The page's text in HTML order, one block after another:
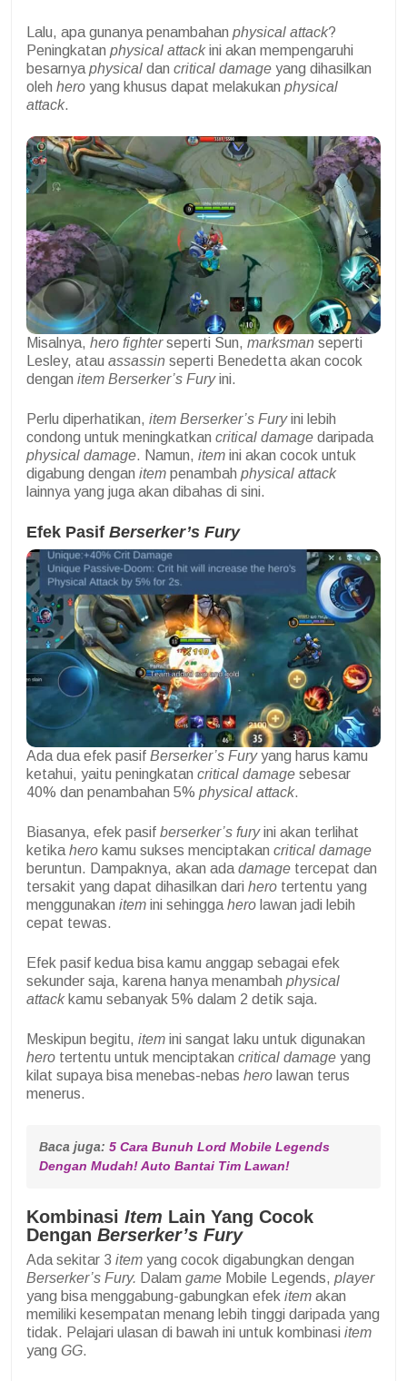
Lalu, apa gunanya penambahan physical attack?
Peningkatan physical attackini akan mempengaruhi
besarnya physical dan critical damage yang dihasilkan
oleh hero yang khusus dapat melakukan physical
attack.
Misalnya, hero fighterseperti Sun, marksman seperti
Lesley, atau assassin seperti Benedetta akan cocok
dengan item Berserker’s Furyini.
Perlu diperhatikan, item Berserker’s Furyini lebih
condong untuk meningkatkan critical damage daripada
physical damage. Namun, item ini akan cocok untuk
digabung dengan item penambah physical attack
lainnya yang juga akan dibahas di sini.
Efek Pasif Berserker’s Fury
Ada dua efek pasif Berserker’s Furyyang harus kamu
ketahui, yaitu peningkatan critical damage sebesar
40% dan penambahan 5% physical attack.
Biasanya, efek pasif berserker’s furyini akan terlihat
ketika hero kamu sukses menciptakan critical damage
beruntun. Dampaknya, akan ada damage tercepat dan
tersakit yang dapat dihasilkan dari hero tertentu yang
menggunakan item ini sehingga hero lawan jadi lebih
cepat tewas.
Efek pasif kedua bisa kamu anggap sebagai efek
sekunder saja, karena hanya menambah physical
attack kamu sebanyak 5% dalam 2 detik saja.
Meskipun begitu, item ini sangat laku untuk digunakan
hero tertentu untuk menciptakan critical damage yang
kilat supaya bisa menebas-nebas hero lawan terus
menerus.
Baca juga: 5 Cara Bunuh Lord Mobile Legends
Dengan Mudah! Auto Bantai Tim Lawan!
Kombinasi Item Lain Yang Cocok
Dengan Berserker’s Fury
Ada sekitar 3 item yang cocok digabungkan dengan
Berserker’s Fury. Dalam game Mobile Legends, player
yang bisa menggabung-gabungkan efek item akan
memiliki kesempatan menang lebih tinggi daripada yang
tidak. Pelajari ulasan di bawah ini untuk kombinasi item
yang GG.